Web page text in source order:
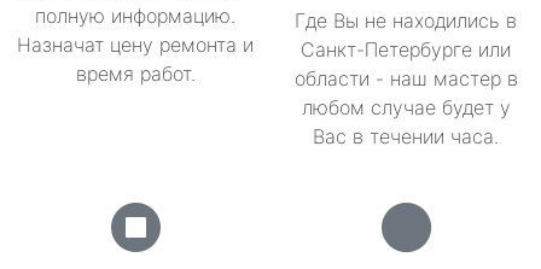
полную информацию.
Назначат цену ремонта и
время работ.
Где Вы не находились в
Санкт-Петербурге или
области - наш мастер в
любом случае будет у
Вас в течении часа.